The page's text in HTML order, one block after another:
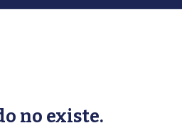
no existe.